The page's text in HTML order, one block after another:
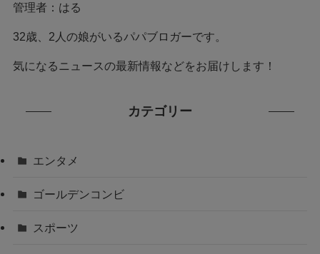
管理者：はる
32歳、2人の娘がいるパパブロガーです。
気になるニュースの最新情報などをお届けします！
カテゴリー
エンタメ
ゴールデンコンビ
スポーツ